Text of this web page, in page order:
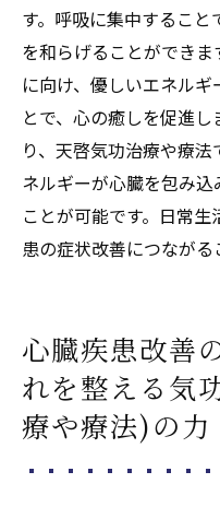
す。呼吸に集中するこ
を和らげることができ
に向け、優しいエネル
とで、心の癒しを促進
り、天啓気功治療や療
ネルギーが心臓を包み
ことが可能です。日常
患の症状改善につながる
心臓疾患改善
れを整える気
療や療法)の力